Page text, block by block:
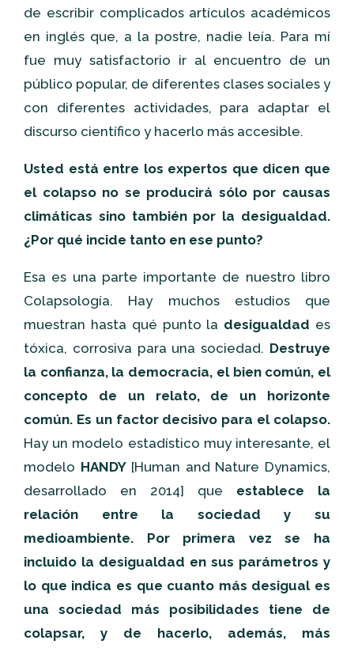
de escribir complicados artículos académicos
en inglés que, a la postre, nadie leía. Para mí
fue muy satisfactorio ir al encuentro de un
público popular, de diferentes clases sociales y
con diferentes actividades, para adaptar el
discurso científico y hacerlo más accesible.
Usted está entre los expertos que dicen que
el colapso no se producirá sólo por causas
climáticas sino también por la desigualdad.
¿Por qué incide tanto en ese punto?
Esa es una parte importante de nuestro libro
Colapsología. Hay muchos estudios que
muestran hasta qué punto la desigualdad es
tóxica, corrosiva para una sociedad. Destruye
la confianza, la democracia, el bien común, el
concepto de un relato, de un horizonte
común. Es un factor decisivo para el colapso.
Hay un modelo estadístico muy interesante, el
modelo HANDY[Human and Nature Dynamics,
desarrollado en 2014] que establece la
relación entre la sociedad y su
medioambiente. Por primera vez se ha
incluido la desigualdad en sus parámetros y
lo que indica es que cuanto más desigual es
una sociedad más posibilidades tiene de
colapsar, y de hacerlo, además, más